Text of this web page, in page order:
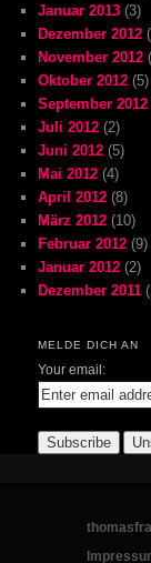
Januar 2013 (3)
Dezember 2012
November 2012
Oktober 2012 (5)
September 2012
Juli 2012 (2)
Juni 2012 (5)
Mai 2012 (4)
April 2012 (8)
März 2012 (10)
Februar 2012 (9)
Januar 2012 (2)
Dezember 2011
MELDE DICH AN
Your email: